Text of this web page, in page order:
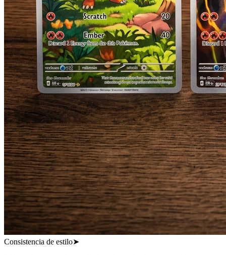
Consistencia de estilo➤